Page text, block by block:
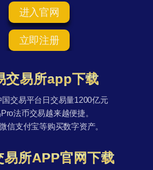
进入官网
立即注册
交易所app下载
国交易平台日交易量1200亿元
法币交易越来越便捷。
信支付宝等购买数字资产。
易所APP官网下载